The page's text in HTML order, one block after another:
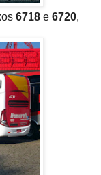
6718 e 6720,